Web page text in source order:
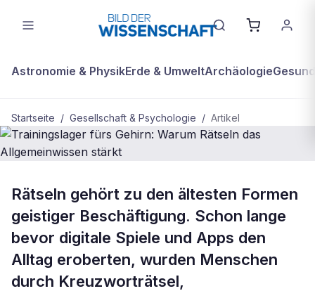
Astronomie & PhysikErde & UmweltArchäologie
Startseite / Gesellschaft & Psychologie / Artikel
Trainingslager fürs Gehirn: Warum
Rätseln das Allgemeinwissen stärkt
Rätseln gehört zu den ältesten Formen
geistiger Beschäftigung. Schon lange
bevor digitale Spiele und Apps den
Alltag eroberten, wurden Menschen
durch Kreuzworträtsel,